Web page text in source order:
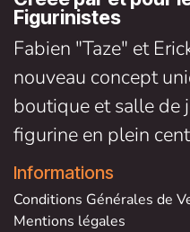
Figurinistes
Fabien "Taze" et
nouveau concept
boutique et salle de
figurine en plein
Informations
Conditions Générales de V
Mentions légales